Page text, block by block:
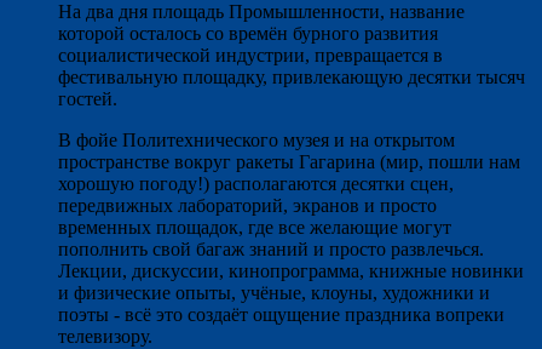
На два дня площадь Промышленности, название
которой осталось со времён бурного развития
социалистической индустрии, превращается в
фестивальную площадку, привлекающую десятки тысяч
гостей.
В фойе Политехнического музея и на открытом
пространстве вокруг ракеты Гагарина (мир, пошли нам
хорошую погоду!) располагаются десятки сцен,
передвижных лабораторий, экранов и просто
временных площадок, где все желающие могут
пополнить свой багаж знаний и просто развлечься.
Лекции, дискуссии, кинопрограмма, книжные новинки
и физические опыты, учёные, клоуны, художники и
поэты - всё это создаёт ощущение праздника вопреки
телевизору.